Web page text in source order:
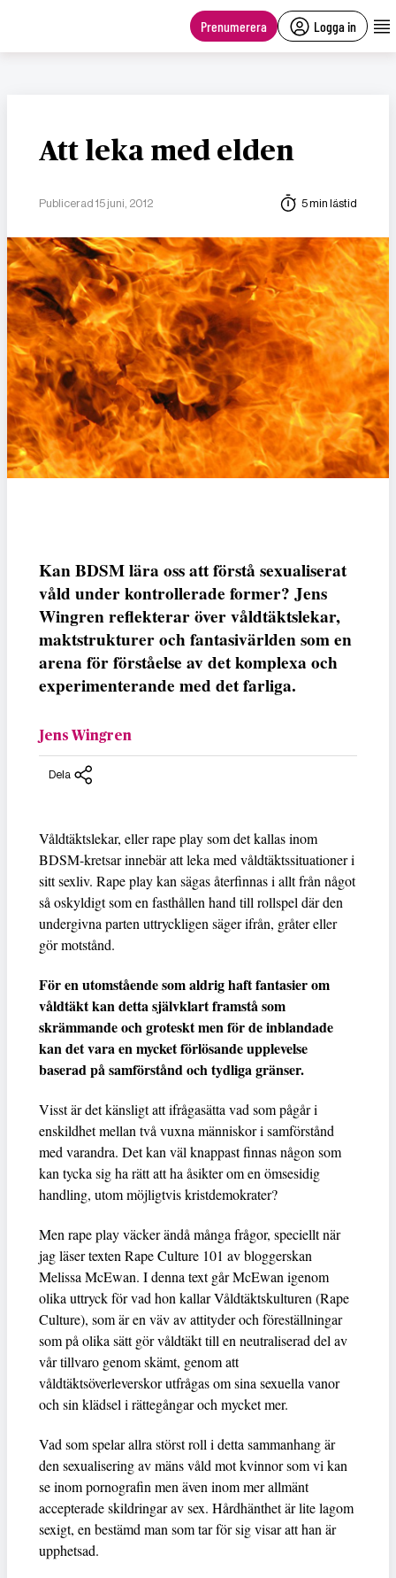
Prenumerera Logga in
Att leka med elden
Publicerad 15 juni, 2012 5 min lästid
Kan BDSM lära oss att förstå sexualiserat
våld under kontrollerade former? Jens
Wingren reflekterar över våldtäktslekar,
maktstrukturer och fantasivärlden som en
arena för förståelse av det komplexa och
experimenterande med det farliga.
Jens Wingren
Dela
Våldtäktslekar, eller rape play som det kallas inom
BDSM-kretsar innebär att leka med våldtäktssituationer i
sitt sexliv. Rape play kan sägas återfinnas i allt från något
så oskyldigt som en fasthållen hand till rollspel där den
undergivna parten uttryckligen säger ifrån, gråter eller
gör motstånd.
För en utomstående som aldrig haft fantasier om
våldtäkt kan detta självklart framstå som
skrämmande och groteskt men för de inblandade
kan det vara en mycket förlösande upplevelse
baserad på samförstånd och tydliga gränser.
Visst är det känsligt att ifrågasätta vad som pågår i
enskildhet mellan två vuxna människor i samförstånd
med varandra. Det kan väl knappast finnas någon som
kan tycka sig ha rätt att ha åsikter om en ömsesidig
handling, utom möjligtvis kristdemokrater?
Men rape play väcker ändå många frågor, speciellt när
jag läser texten Rape Culture 101 av bloggerskan
Melissa McEwan. I denna text går McEwan igenom
olika uttryck för vad hon kallar Våldtäktskulturen (Rape
Culture), som är en väv av attityder och föreställningar
som på olika sätt gör våldtäkt till en neutraliserad del av
vår tillvaro genom skämt, genom att
våldtäktsöverleverskor utfrågas om sina sexuella vanor
och sin klädsel i rättegångar och mycket mer.
Vad som spelar allra störst roll i detta sammanhang är
den sexualisering av mäns våld mot kvinnor som vi kan
se inom pornografin men även inom mer allmänt
accepterade skildringar av sex. Hårdhänthet är lite lagom
sexigt, en bestämd man som tar för sig visar att han är
upphetsad.